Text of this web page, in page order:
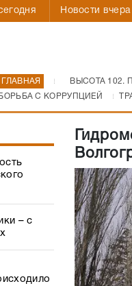
Новости вчера
ГЛАВНАЯ ВЫСОТА 102.
БОРЬБА С КОРРУПЦИЕЙ
– с